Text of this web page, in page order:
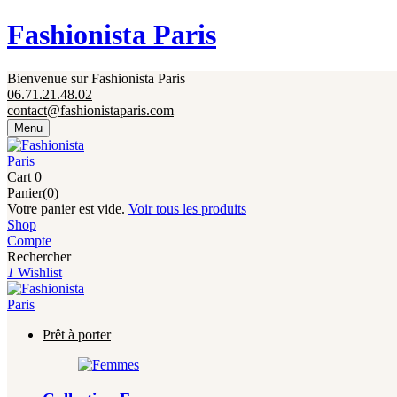
Fashionista Paris
Bienvenue sur Fashionista Paris
06.71.21.48.02
contact@fashionistaparis.com
Menu
Cart 0
Panier(0)
Votre panier est vide. Voir tous les produits
Shop
Compte
Rechercher
1 Wishlist
Prêt à porter
Fermeture annuelle du 17 juillet 16h au 12 août.